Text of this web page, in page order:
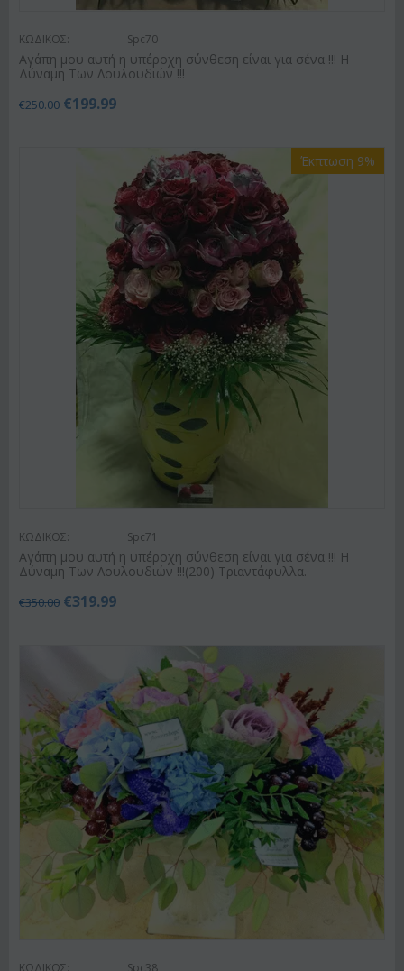
ΚΩΔΙΚΟΣ: Spc70
Αγάπη μου αυτή η υπέροχη σύνθεση είναι για σένα !!! Η
Δύναμη Των Λουλουδιών !!!
€250.00 €199.99
Έκπτωση 9%
ΚΩΔΙΚΟΣ: Spc71
Αγάπη μου αυτή η υπέροχη σύνθεση είναι για σένα !!! Η
Δύναμη Των Λουλουδιών !!!(200) Τριαντάφυλλα.
€350.00 €319.99